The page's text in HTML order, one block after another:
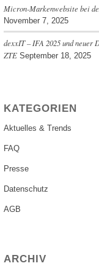
Micron-Markenwebsite bei
November 7, 2025
dexxIT – IFA 2025 und
ZTE September 18, 2025
KATEGORIEN
Aktuelles & Trends
FAQ
Presse
Datenschutz
AGB
ARCHIV